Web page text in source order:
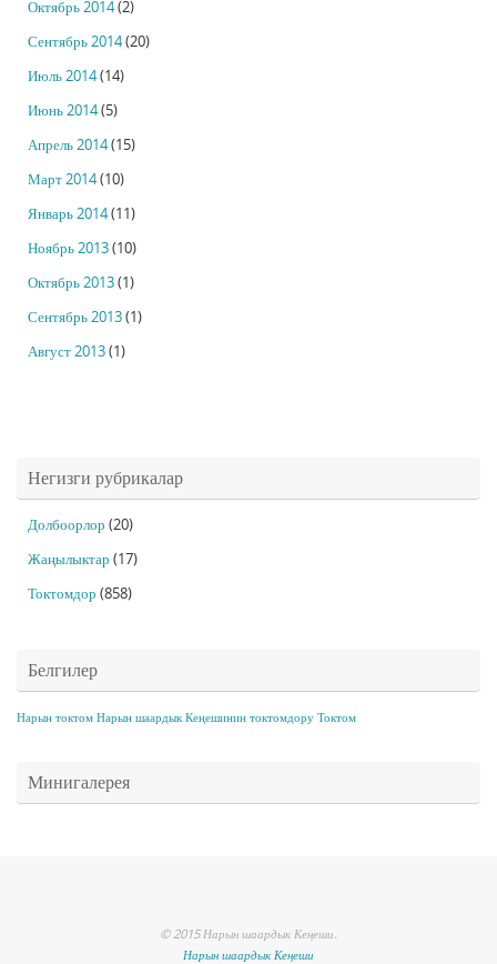
Октябрь 2014(2)
Сентябрь 2014(20)
Июль 2014(14)
Июнь 2014(5)
Апрель 2014(15)
Март 2014(10)
Январь 2014(11)
Ноябрь 2013(10)
Октябрь 2013(1)
Сентябрь 2013(1)
Август 2013(1)
Негизги рубрикалар
Долбоорлор (20)
Жаңылыктар (17)
Токтомдор (858)
Белгилер
Нарын токтом Нарын шаардык Кеңешинин токтомдору Токтом
Минигалерея
© 2015 Нарын шаардык Кеңеши.
Нарын шаардык Кеңеши